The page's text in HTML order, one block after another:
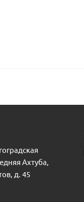
Ахтуба,
д. 45